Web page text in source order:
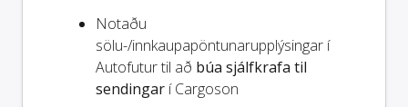
Notaðu
sölu-/innkaupapöntunarupplýsingar í
Autofutur til að búa sjálfkrafa til
sendingar í Cargoson